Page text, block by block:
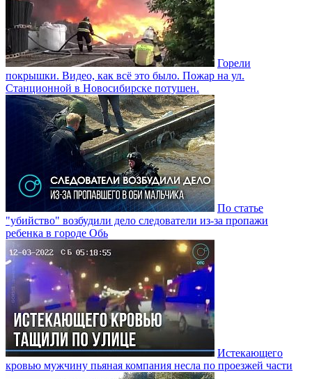
Горели
покрышки. Видео, как всë это было. Пожар на ул.
Станционной в Новосибирске потушен.
По статье
"убийство" возбудили дело следователи из-за пропажи
ребенка в городе Обь
Истекающего
кровью мужчину пьяная компания несла по проезжей части